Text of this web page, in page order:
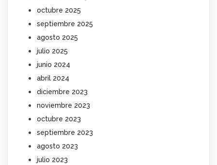
octubre 2025
septiembre 2025
agosto 2025
julio 2025
junio 2024
abril 2024
diciembre 2023
noviembre 2023
octubre 2023
septiembre 2023
agosto 2023
julio 2023